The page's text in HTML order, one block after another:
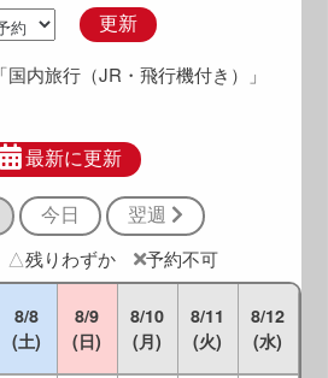
更新
「国内旅行（JR・飛行機付き）」
最新に更新
今日 翌週
△残りわずか 予約不可
8/8
(土)
8/9
(日)
8/10
(月)
8/11
(火)
8/12
(水)